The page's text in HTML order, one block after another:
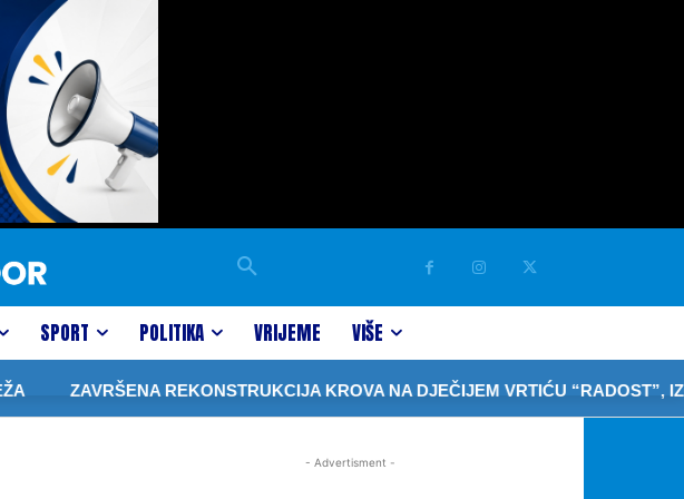
SPORT POLITIKA VRIJEME VIŠE
ZAVRŠENA REKONSTRUKCIJA KROVA NA DJEČIJEM VRTIĆU “RADOST”,
- Advertisment -